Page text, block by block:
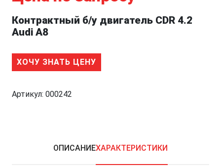
Контрактный б/у двигатель CDR 4.2
Audi A8
ХОЧУ ЗНАТЬ ЦЕНУ
Артикул: 000242
ОПИСАНИЕХАРАКТЕРИСТИКИ